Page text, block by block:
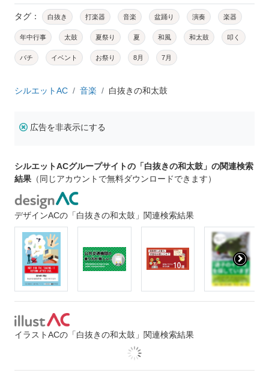
タグ： 白抜き 打楽器 音楽 盆踊り 演奏 楽器
年中行事 太鼓 夏祭り 夏 和風 和太鼓 叩く
バチ イベント お祭り 8月 7月
シルエットAC 音楽 白抜きの和太鼓
広告を非表示にする
シルエットACグループサイトの「白抜きの和太鼓」の関連検索
結果 （同じアカウントで無料ダウンロードできます）
デザインACの「白抜きの和太鼓」関連検索結果
イラストACの「白抜きの和太鼓」関連検索結果